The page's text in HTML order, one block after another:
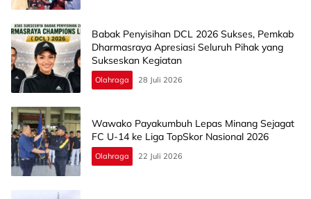
Babak Penyisihan DCL 2026 Sukses, Pemkab
Dharmasraya Apresiasi Seluruh Pihak yang
Sukseskan Kegiatan
Olahraga 28 Juli 2026
Wawako Payakumbuh Lepas Minang Sejagat
FC U-14 ke Liga TopSkor Nasional 2026
Olahraga 22 Juli 2026